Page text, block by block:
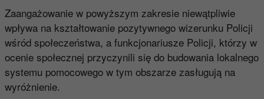
Zaangażowanie w powyższym zakresie niewątpliwie
wpływa na kształtowanie pozytywnego wizerunku Policji
wśród społeczeństwa, a funkcjonariusze Policji, którzy w
ocenie społecznej przyczynili się do budowania lokalnego
systemu pomocowego w tym obszarze zasługują na
wyróżnienie.